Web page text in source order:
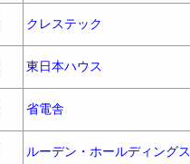
クレステック
東日本ハウス
省電舎
ルーデン・ホールディングス